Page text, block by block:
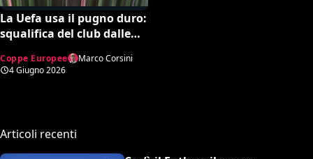
La Uefa usa il pugno duro:
squalifica del club dalle
Coppe Europee
Marco Corsini
4 Giugno 2026
Articoli recenti